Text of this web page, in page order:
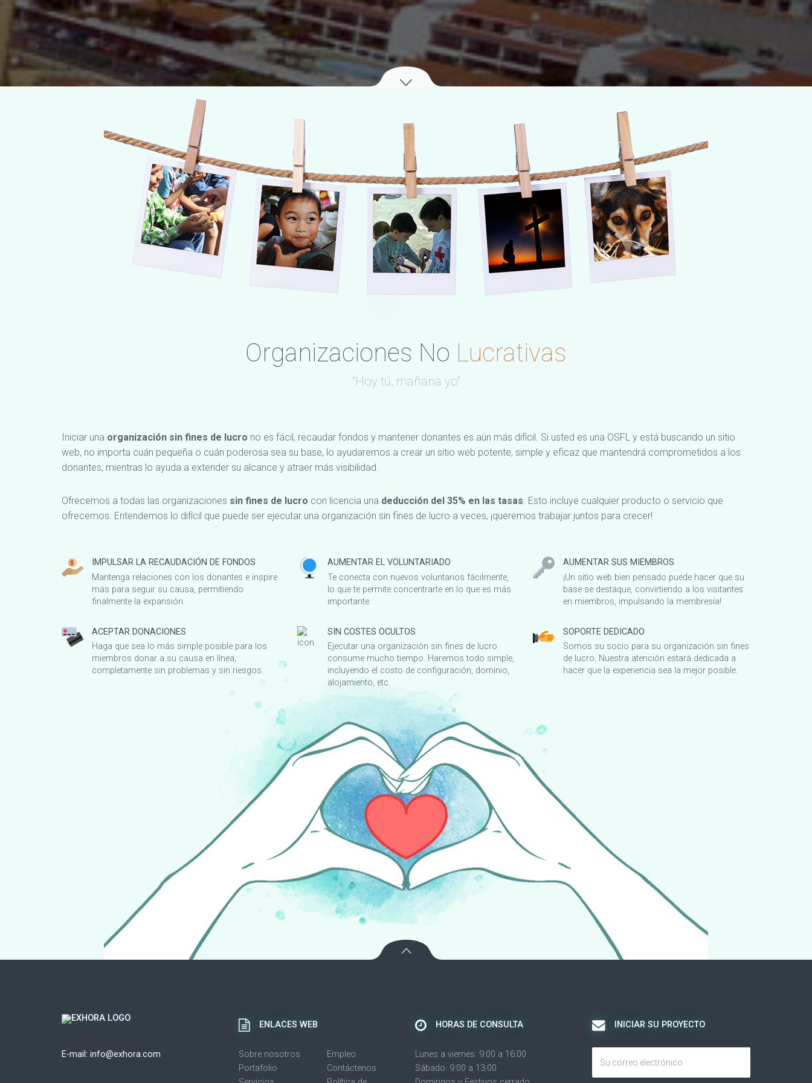
Organizaciones No Lucrativas
"Hoy tú, mañana yo"
Iniciar una organización sin fines de lucro no es fácil, recaudar fondos y mantener donantes es aún más difícil. Si usted es una OSFL y está buscando un sitio
web, no importa cuán pequeña o cuán poderosa sea su base, lo ayudaremos a crear un sitio web potente, simple y eficaz que mantendrá comprometidos a los
donantes, mientras lo ayuda a extender su alcance y atraer más visibilidad.
Ofrecemos a todas las organizaciones sin fines de lucro con licencia una deducción del 35% en las tasas . Esto incluye cualquier producto o servicio que
ofrecemos. Entendemos lo difícil que puede ser ejecutar una organización sin fines de lucro a veces, ¡queremos trabajar juntos para crecer!
IMPULSAR LA RECAUDACIÓN DE FONDOS
Mantenga relaciones con los donantes e inspire
más para seguir su causa, permitiendo
finalmente la expansión.
AUMENTAR EL VOLUNTARIADO
Te conecta con nuevos voluntarios fácilmente,
lo que te permite concentrarte en lo que es más
importante.
AUMENTAR SUS MIEMBROS
¡Un sitio web bien pensado puede hacer que su
base se destaque, convirtiendo a los visitantes
en miembros, impulsando la membresía!
ACEPTAR DONACIONES
Haga que sea lo más simple posible para los
miembros donar a su causa en línea,
completamente sin problemas y sin riesgos.
SIN COSTES OCULTOS
Ejecutar una organización sin fines de lucro
consume mucho tiempo. Haremos todo simple,
incluyendo el costo de configuración, dominio,
alojamiento, etc.
SOPORTE DEDICADO
Somos su socio para su organización sin fines
de lucro. Nuestra atención estará dedicada a
hacer que la experiencia sea la mejor posible.
E-mail: info@exhora.com
ENLACES WEB
Sobre nosotros
Portafolio
Empleo
Contáctenos
HORAS DE CONSULTA
Lunes a viernes: 9:00 a 16:00
Sábado: 9:00 a 13:00
INICIAR SU PROYECTO